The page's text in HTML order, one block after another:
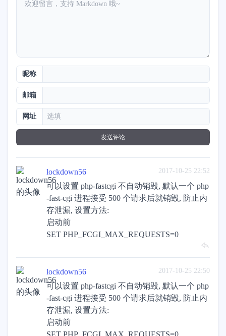
昵称
邮箱
网址
发送评论
2017-10-25 22:52
lockdown56
可以设置 php-fastcgi 不自动销毁, 默认一个 php
-fast-cgi 进程接受 500 个请求后就销毁, 防止内
存泄漏, 设置方法:
启动前
SET PHP_FCGI_MAX_REQUESTS=0
2017-10-25 22:50
lockdown56
可以设置 php-fastcgi 不自动销毁, 默认一个 php
-fast-cgi 进程接受 500 个请求后就销毁, 防止内
存泄漏, 设置方法:
启动前
SET PHP_FCGI_MAX_REQUESTS=0